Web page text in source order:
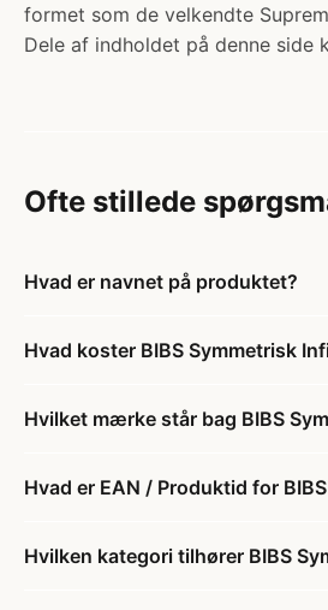
formet som de velkendte
Dele af indholdet på denne
Ofte stillede
Hvad er navnet på produktet?
Hvad koster BIBS Symmetrisk
Hvilket mærke står bag BIBS
Hvad er EAN / Produktid for
Hvilken kategori tilhører BIBS